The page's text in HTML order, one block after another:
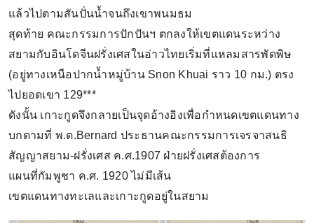
แล้วไปตามสันปั่นน้ำจนถึงเขาพนมธม
สุดท้าย คณะกรรมการปักปันฯ ตกลงให้เขตแดนระหว่าง
สยามกับอินโดจีนฝรั่งเศสในอ่าวไทยเริ่มที่แหลมสารพัดพิษ
(อยู่ทางเหนือปากน้ำหมู่บ้าน Snon Khuai ราว 10 กม.) ตรง
ไปยอดเขา 129***
ดังนั้น เกาะกูดจึงกลายเป็นจุดอ้างอิงเพื่อกำหนดเขตแดนทาง
บกตามที่ พ.ต.Bernard ประธานคณะกรรมการเจรจาสนธิ
สัญญาสยาม-ฝรั่งเศส ค.ศ.1907 ฝ่ายฝรั่งเศสต้องการ
แผนที่กัมพูชา ค.ศ. 1920 ไม่มีเส้น
เขตแดนทางทะเลและเกาะกูดอยู่ในสยาม